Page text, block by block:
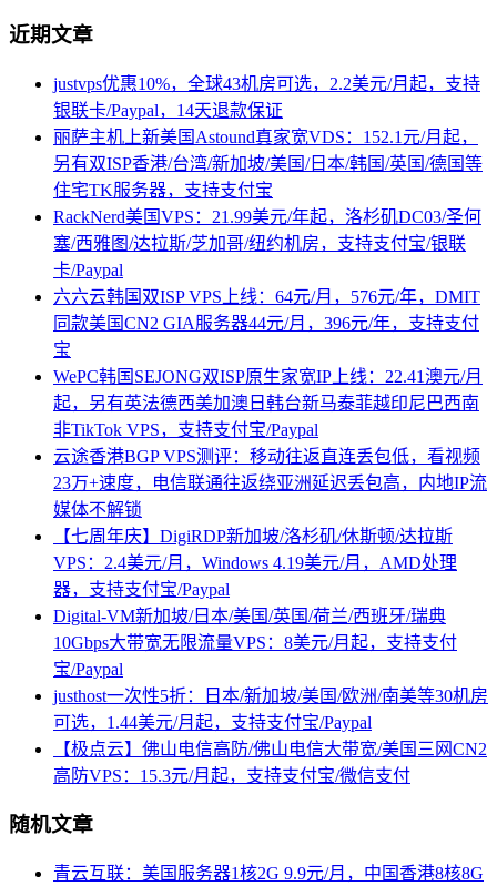
近期文章
justvps优惠10%，全球43机房可选，2.2美元/月起，支持
银联卡/Paypal，14天退款保证
丽萨主机上新美国Astound真家宽VDS：152.1元/月起，
另有双ISP香港/台湾/新加坡/美国/日本/韩国/英国/德国等
住宅TK服务器，支持支付宝
RackNerd美国VPS：21.99美元/年起，洛杉矶DC03/圣何
塞/西雅图/达拉斯/芝加哥/纽约机房，支持支付宝/银联
卡/Paypal
六六云韩国双ISP VPS上线：64元/月，576元/年，DMIT
同款美国CN2 GIA服务器44元/月，396元/年，支持支付
宝
WePC韩国SEJONG双ISP原生家宽IP上线：22.41澳元/月
起，另有英法德西美加澳日韩台新马泰菲越印尼巴西南
非TikTok VPS，支持支付宝/Paypal
云途香港BGP VPS测评：移动往返直连丢包低，看视频
23万+速度，电信联通往返绕亚洲延迟丢包高，内地IP流
媒体不解锁
【七周年庆】DigiRDP新加坡/洛杉矶/休斯顿/达拉斯
VPS：2.4美元/月，Windows 4.19美元/月，AMD处理
器，支持支付宝/Paypal
Digital-VM新加坡/日本/美国/英国/荷兰/西班牙/瑞典
10Gbps大带宽无限流量VPS：8美元/月起，支持支付
宝/Paypal
justhost一次性5折：日本/新加坡/美国/欧洲/南美等30机房
可选，1.44美元/月起，支持支付宝/Paypal
【极点云】佛山电信高防/佛山电信大带宽/美国三网CN2
高防VPS：15.3元/月起，支持支付宝/微信支付
随机文章
青云互联：美国服务器1核2G 9.9元/⽉，中国⾹港8核8G